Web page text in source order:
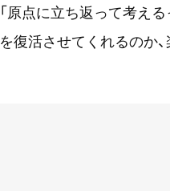
「原点に立ち返って考え
を復活させてくれるのか